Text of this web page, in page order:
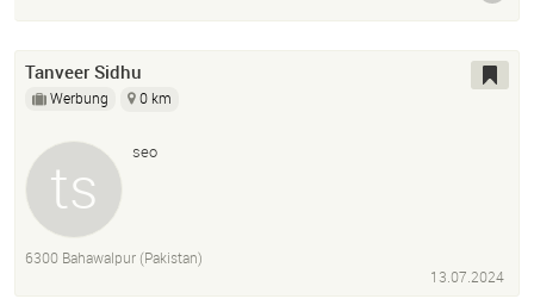
Tanveer Sidhu
Werbung 0 km
seo
6300 Bahawalpur (Pakistan)
13.07.2024